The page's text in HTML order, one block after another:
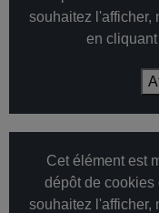
souhaitez l'afficher,
en
Cet élément est
dépôt de cookies
souhaitez l'afficher,